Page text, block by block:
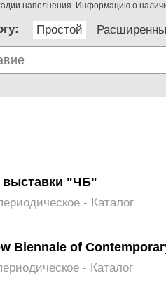
наполнения. Информацию о
Простой
выставки "ЧБ"
- Каталог
Biennale of
- Каталог